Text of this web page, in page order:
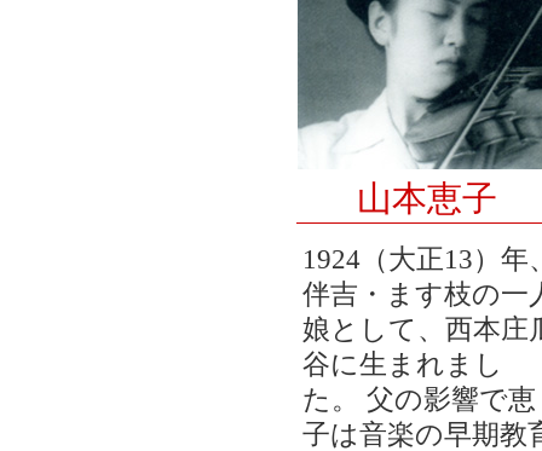
山本恵子
1924（大正13）年
伴吉・ます枝の一
娘として、西本庄
谷に生まれまし
た。 父の影響で恵
子は音楽の早期教